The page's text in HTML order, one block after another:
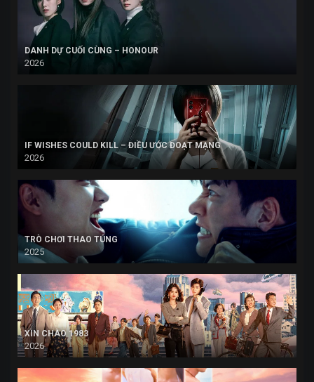
DANH DỰ CUỐI CÙNG – HONOUR
2026
IF WISHES COULD KILL – ĐIỀU ƯỚC ĐOẠT MẠNG
2026
TRÒ CHƠI THAO TÚNG
2025
XIN CHÀO 1983
2026